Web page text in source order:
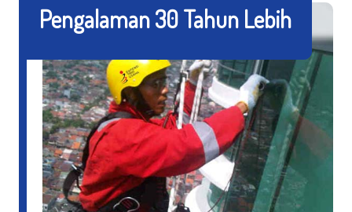
Pengalaman 30 Tahun Lebih